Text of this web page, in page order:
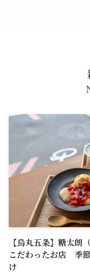
【烏丸五条】糖太朗
こだわったお店 季
け